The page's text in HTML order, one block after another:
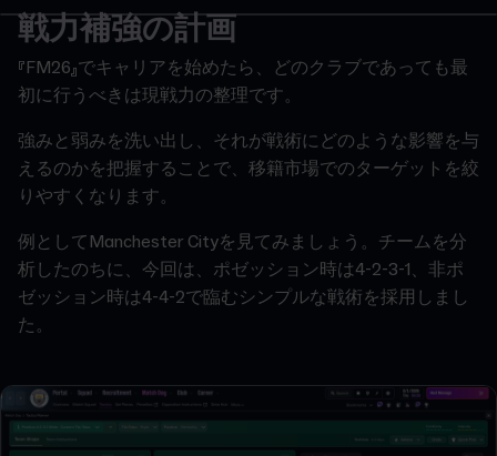
戦力補強の計画
『FM26』でキャリアを始めたら、どのクラブであっても最
初に行うべきは現戦力の整理です。
強みと弱みを洗い出し、それが戦術にどのような影響を与
えるのかを把握することで、移籍市場でのターゲットを絞
りやすくなります。
例としてManchester Cityを見てみましょう。チームを分
析したのちに、今回は、ポゼッション時は4-2-3-1、非ポ
ゼッション時は4-4-2で臨むシンプルな戦術を採用しまし
た。